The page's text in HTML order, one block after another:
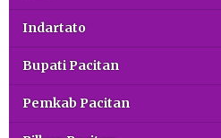
Indartato
Bupati Pacitan
Pemkab Pacitan